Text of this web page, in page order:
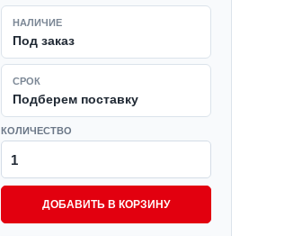
НАЛИЧИЕ
Под заказ
СРОК
Подберем поставку
КОЛИЧЕСТВО
ДОБАВИТЬ В КОРЗИНУ